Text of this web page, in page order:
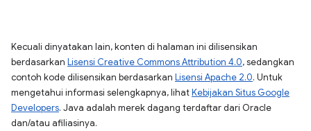
Kecuali dinyatakan lain, konten di halaman ini dilisensikan
berdasarkan Lisensi Creative Commons Attribution 4.0, sedangkan
contoh kode dilisensikan berdasarkan Lisensi Apache 2.0. Untuk
mengetahui informasi selengkapnya, lihatKebijakan Situs Google
Developers. Java adalah merek dagang terdaftar dari Oracle
dan/atau afiliasinya.